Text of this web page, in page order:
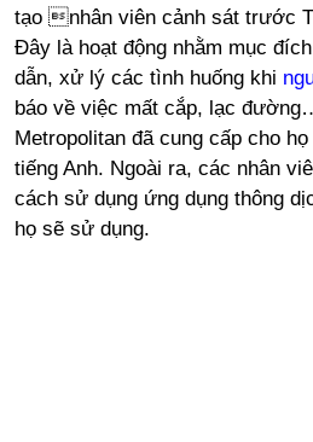
tạo nhân viên cảnh sát trước
Đây là hoạt động nhằm mục
dẫn, xử lý các tình huống khi
báo về việc mất cắp, lạc
Metropolitan đã cung cấp cho
tiếng Anh. Ngoài ra, các nhân
cách sử dụng ứng dụng thông
họ sẽ sử dụng.